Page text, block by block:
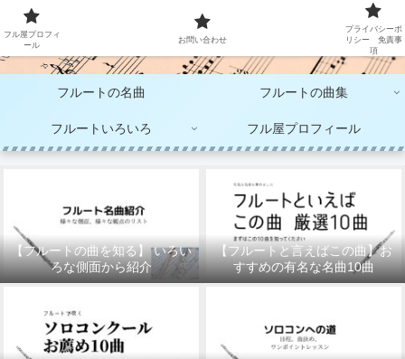
大人のフルート演奏
フルートの名曲 フルートの曲集
フルートいろいろ フル屋プロフィール
【フルートの曲を知る】 いろい
ろな側面から紹介
【フルートと言えばこの曲】お
すすめの有名な名曲10曲
フル屋プロフィ
ール
お問い合わせ
プライバシーポ
リシー 免責事
項